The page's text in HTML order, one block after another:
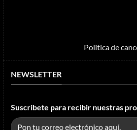
Politica de
NEWSLETTER
Suscribete para recibir nuestras